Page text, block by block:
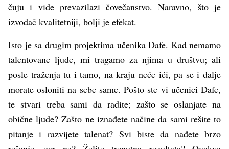
čuju i vide prevazilazi čovečanstvo. Naravno, što je
izvođač kvalitetniji, bolji je efekat.
Isto je sa drugim projektima učenika Dafe. Kad nemamo
talentovane ljude, mi tragamo za njima u društvu; ali
posle traženja tu i tamo, na kraju neće ići, pa se i dalje
morate osloniti na sebe same. Pošto ste vi učenici Dafe,
te stvari treba sami da radite; zašto se oslanjate na
obične ljude? Zašto ne iznađete načine da sami rešite to
pitanje i razvijete talenat? Svi biste da nađete brzo